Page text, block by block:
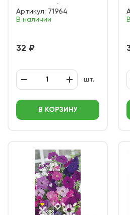
Артикул: 71964
В наличии
32 ₽
шт.
В КОРЗИНУ